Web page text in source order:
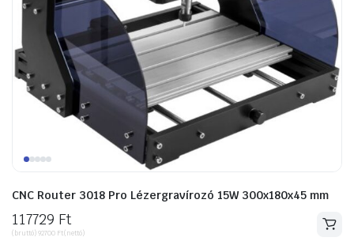
CNC Router 3018 Pro Lézergravírozó 15W 300x180x45 mm
117729 Ft
(bruttó)92700 Ft(nettó)